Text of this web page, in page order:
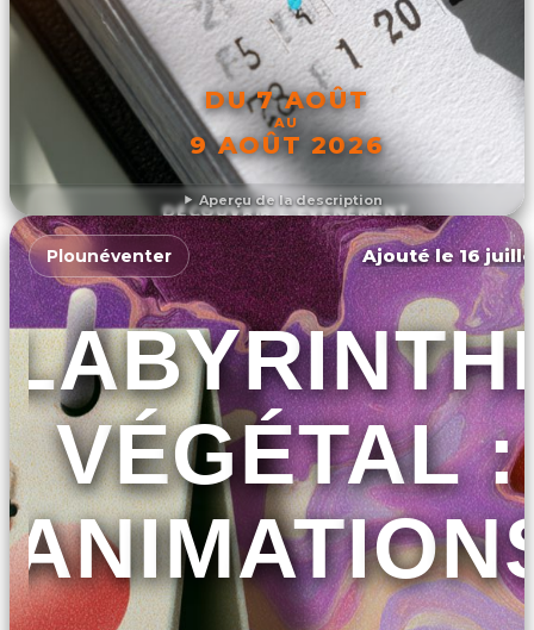
Aperçu de la description
DU 7 AOÛT
AU
9 AOÛT 2026
DÉCOUVRIR L'ÉVÉNEMENT
Plounéventer Ajouté le 16
VÉGÉTAL :